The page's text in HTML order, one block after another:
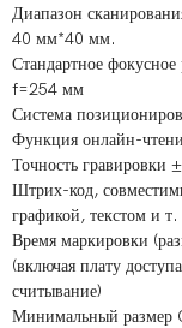
Диапазон
40 мм*40 мм.
Стандартное фокусное
f=254 мм
Система
Функция онлайн-
Точность гравировки
Штрих-код,
графикой, текстом и т.
Время маркировки
(включая плату
считывание)
Минимальный размер